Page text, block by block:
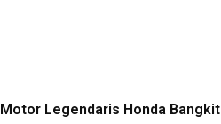
Motor Legendaris Honda Bangkit